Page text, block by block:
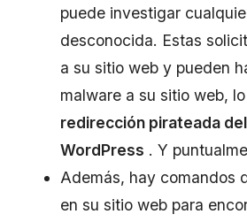
puede investigar
desconocida. Estas
a su sitio web y pueden
malware a su sitio web,
redirección pirateada
WordPress . Y
Además, hay comandos
en su sitio web para